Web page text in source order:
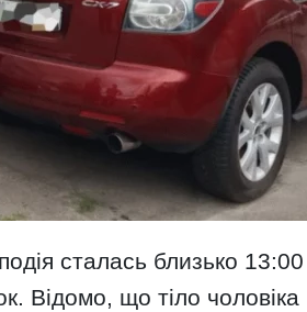
сталась близько 13:00
Відомо, що тіло чоловіка